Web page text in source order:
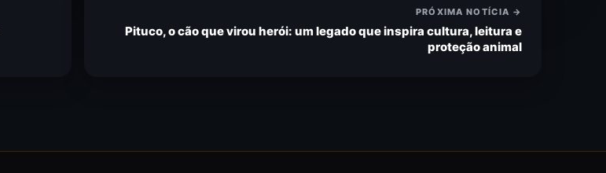
PRÓXIMA NOTÍCIA →
Pituco, o cão que virou herói: um legado que inspira cultura, leitura e
proteção animal